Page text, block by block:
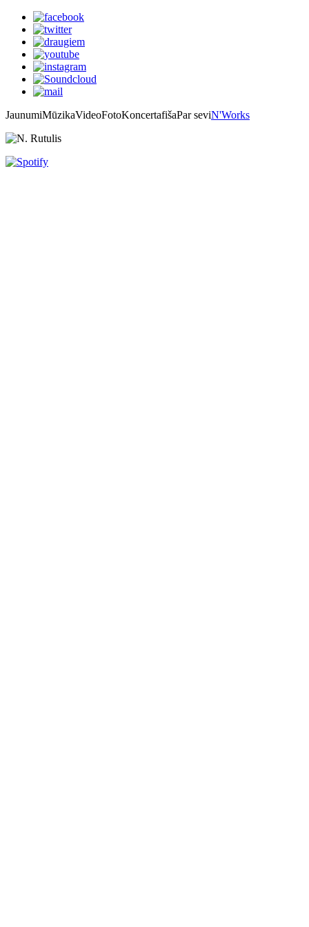
JaunumiMūzikaVideoFotoKoncertafišaPar seviN'Works